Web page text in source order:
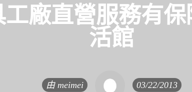
廠直營服務有
活館
由 meimei 03/22/2013